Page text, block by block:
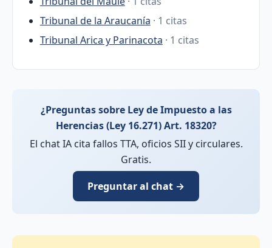
Tribunal de la Araucanía · 1 citas
Tribunal Arica y Parinacota · 1 citas
¿Preguntas sobre Ley de Impuesto a las
Herencias (Ley 16.271) Art. 18320?
El chat IA cita fallos TTA, oficios SII y circulares.
Gratis.
Preguntar al chat →